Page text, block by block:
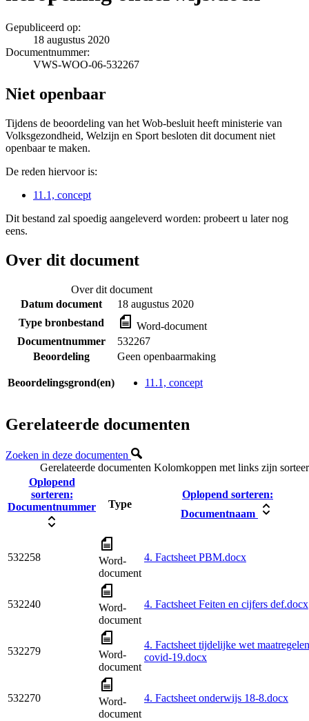
Gepubliceerd op:
18 augustus 2020
Documentnummer:
VWS-WOO-06-532267
Niet openbaar
Tijdens de beoordeling van het Wob-besluit heeft ministerie van
Volksgezondheid, Welzijn en Sport besloten dit document niet
openbaar te maken.
De reden hiervoor is:
11.1, concept
Dit bestand zal spoedig aangeleverd worden: probeert u later nog
eens.
Over dit document
Over dit document
Datum document
18 augustus 2020
Type bronbestand
Word-document
Documentnummer
532267
Beoordeling
Geen openbaarmaking
Beoordelingsgrond(en) 11.1, concept
Gerelateerde documenten
Zoeken in deze documenten
Gerelateerde documenten Kolomkoppen met links zijn
Oplopend
sorteren:
Documentnummer
Type
Oplopend sorteren:
Documentnaam
532258
Word-
document
4. Factsheet PBM.docx
532240
Word-
document
4. Factsheet Feiten en cijfers def.docx
532279
Word-
document
4. Factsheet tijdelijke wet maatregelen
covid-19.docx
532270
Word-
document
4. Factsheet onderwijs 18-8.docx